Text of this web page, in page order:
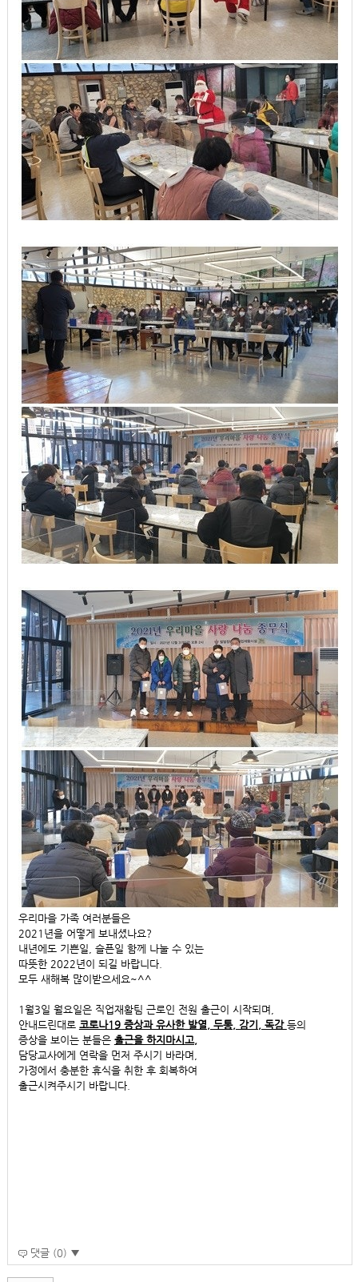
우리마을 가족 여러분들은
2021년을 어떻게 보내셨나요?
내년에도 기쁜일, 슬픈일 함께 나눌 수 있는
따뜻한 2022년이 되길 바랍니다.
모두 새해복 많이받으세요~^^
1월3일 월요일은 직업재활팀 근로인 전원 출근이 시작되며,
안내드린대로 코로나19 증상과 유사한 발열, 두통, 감기, 독감 등의
증상을 보이는 분들은 출근을 하지마시고,
담당교사에게 연락을 먼저 주시기 바라며,
가정에서 충분한 휴식을 취한 후 회복하여
출근시켜주시기 바랍니다.
댓글 (0) ▼